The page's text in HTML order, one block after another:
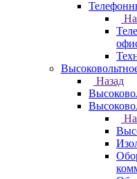
Назад